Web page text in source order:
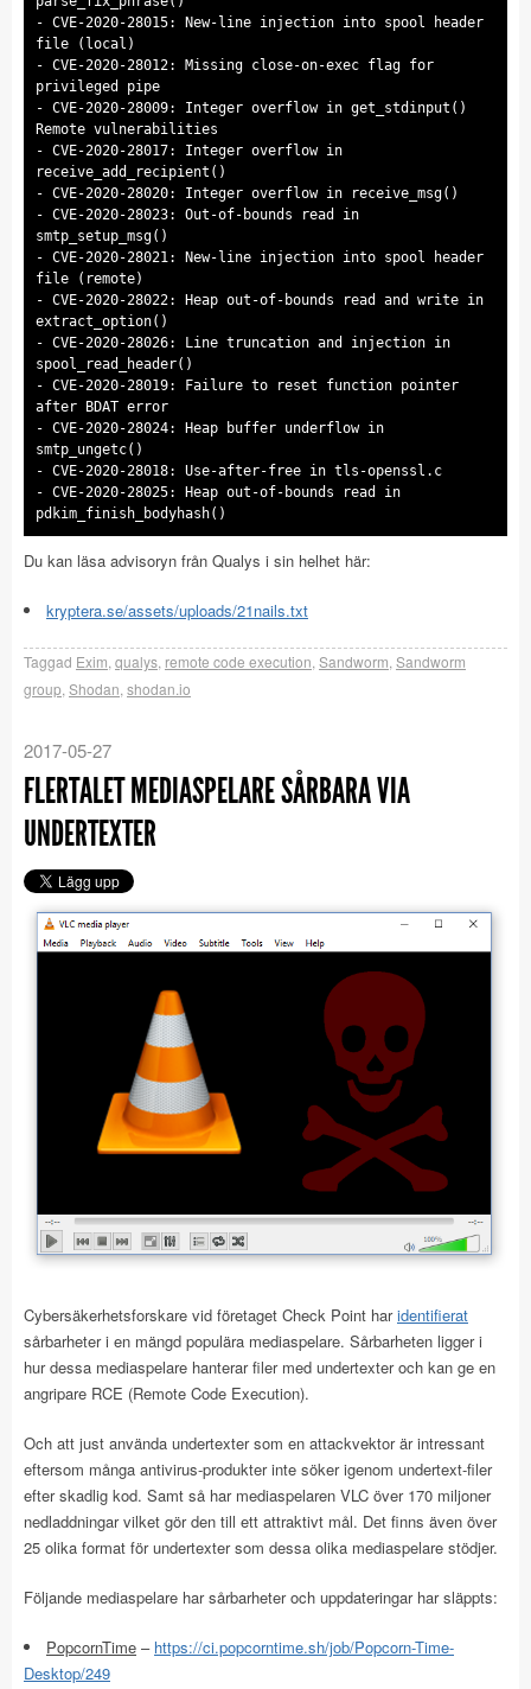
- CVE-2020-28015: New-line injection into spool header
file (local)
- CVE-2020-28012: Missing close-on-exec flag for
privileged pipe
- CVE-2020-28009: Integer overflow in get_stdinput()
Remote vulnerabilities
- CVE-2020-28017: Integer overflow in
receive_add_recipient()
- CVE-2020-28020: Integer overflow in receive_msg()
- CVE-2020-28023: Out-of-bounds read in
smtp_setup_msg()
- CVE-2020-28021: New-line injection into spool header
file (remote)
- CVE-2020-28022: Heap out-of-bounds read and write in
extract_option()
- CVE-2020-28026: Line truncation and injection in
spool_read_header()
- CVE-2020-28019: Failure to reset function pointer
after BDAT error
- CVE-2020-28024: Heap buffer underflow in
smtp_ungetc()
- CVE-2020-28018: Use-after-free in tls-openssl.c
- CVE-2020-28025: Heap out-of-bounds read in
pdkim_finish_bodyhash()
Du kan läsa advisoryn från Qualys i sin helhet här:
kryptera.se/assets/uploads/21nails.txt
Taggad Exim qualys remote code execution Sandworm Sandworm
group Shodan shodan.io
2017-05-27
FLERTALET MEDIASPELARE SÅRBARA VIA
UNDERTEXTER
Cybersäkerhetsforskare vid företaget Check Point haridentifierat
sårbarheter i en mängd populära mediaspelare. Sårbarheten ligger i
hur dessa mediaspelare hanterar filer med undertexter och kan ge en
angripare RCE (Remote Code Execution).
Och att just använda undertexter som en attackvektor är intressant
eftersom många antivirus-produkter inte söker igenom undertext-filer
efter skadlig kod. Samt så har mediaspelaren VLC över 170 miljoner
nedladdningar vilket gör den till ett attraktivt mål. Det finns även över
25 olika format för undertexter som dessa olika mediaspelare stödjer.
Följande mediaspelare har sårbarheter och uppdateringar har släppts:
PopcornTime – https://ci.popcorntime.sh/job/Popcorn-Time-
Desktop/249